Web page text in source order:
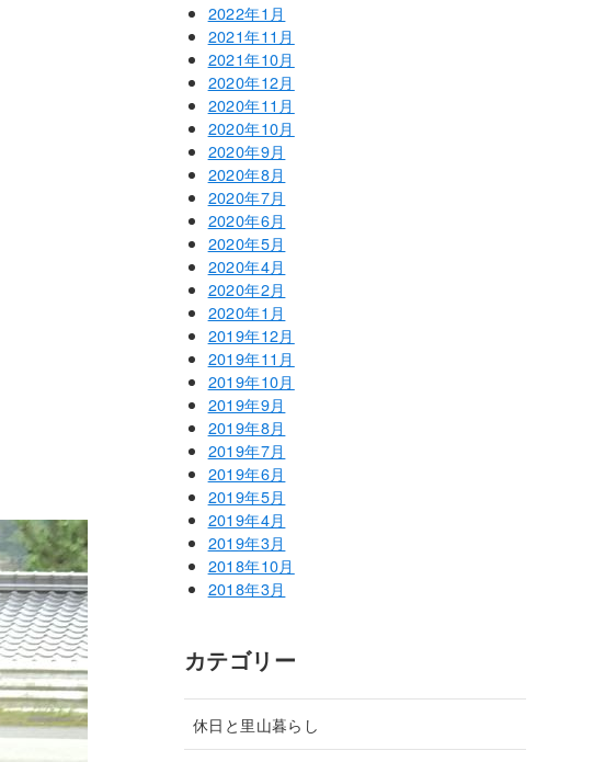
2022年1月
2021年11月
2021年10月
2020年12月
2020年11月
2020年10月
2020年9月
2020年8月
2020年7月
2020年6月
2020年5月
2020年4月
2020年2月
2020年1月
2019年12月
2019年11月
2019年10月
2019年9月
2019年8月
2019年7月
2019年6月
2019年5月
2019年4月
2019年3月
2018年10月
2018年3月
カテゴリー
休日と里山暮らし